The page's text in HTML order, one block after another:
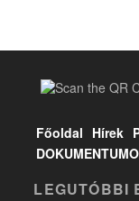
Főoldal Hírek
LEGUTÓBBI